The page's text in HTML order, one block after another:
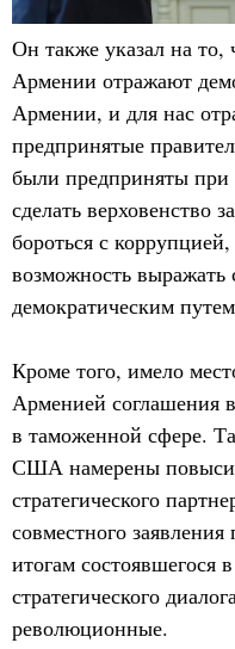
Он также указал на то,
Армении отражают
Армении, и для нас
предпринятые
были предприняты
сделать верховенство
бороться с
возможность выражать
демократическим
Кроме того, имело
Арменией соглашения
в таможенной сфере.
США намерены
стратегического
совместного
итогам состоявшегося
стратегического
революционные.